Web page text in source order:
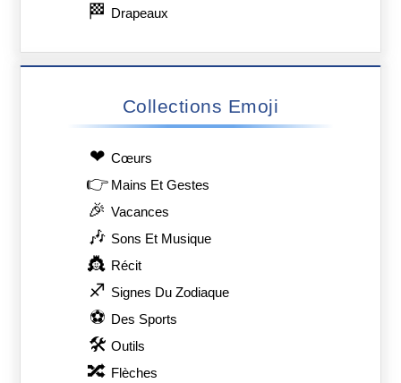
🏁 Drapeaux
Collections Emoji
❤ Сœurs
👉 Mains Et Gestes
🎉 Vacances
🎶 Sons Et Musique
👸 Récit
♐ Signes Du Zodiaque
⚽ Des Sports
🛠 Outils
🔀 Flèches